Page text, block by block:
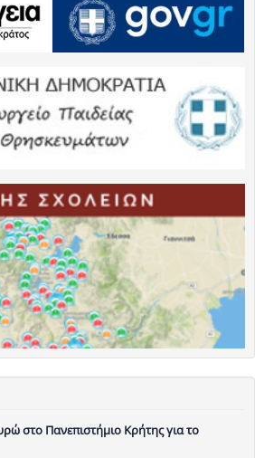
στο Πανεπιστήμιο Κρήτης για το